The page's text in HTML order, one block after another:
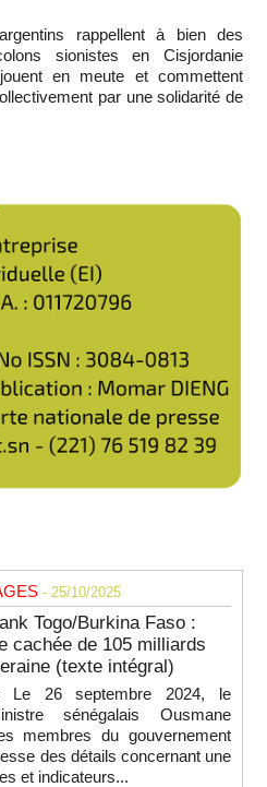
rappellent à bien des
sionistes en Cisjordanie
en meute et commettent
par une solidarité de
- 25/10/2025
Togo/Burkina Faso :
cachée de 105 milliards
(texte intégral)
Le 26 septembre 2024, le
sénégalais Ousmane
membres du gouvernement
des détails concernant une
et indicateurs...